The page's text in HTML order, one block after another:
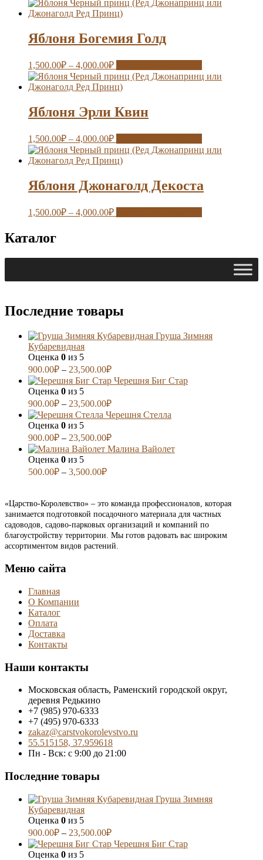
Яблоня Богемия Голд
1,500.00₽ – 4,000.00₽
Яблоня Эрли Квин
1,500.00₽ – 4,000.00₽
Яблоня Джонаголд Декоста
1,500.00₽ – 4,000.00₽
Каталог
Последние товары
Груша Зимняя
Кубаревидная
Оценка 0 из 5
900.00₽ – 23,500.00₽
Черешня Биг Стар
Оценка 0 из 5
900.00₽ – 23,500.00₽
Черешня Стелла
Оценка 0 из 5
900.00₽ – 23,500.00₽
Малина Вайолет
Оценка 0 из 5
500.00₽ – 3,500.00₽
«Царство-Королевство» – это команда профессионалов, которая
занимается подготовкой посадочного материала для частных
садоводов, садово-парковых организаций и компаний по
благоустройству территории. Мы готов радовать вас широким
ассортиментом видов растений.
Меню сайта
Главная
О Компании
Каталог
Оплата
Доставка
Контакты
Наши контакты
Московская область, Раменский городской округ,
деревня Редькино
+7 (985) 970-6333
+7 (495) 970-6333
zakaz@carstvokorolevstvo.ru
55.515158, 37.959618
Пн - Вск: с 9:00 до 21:00
Последние товары
Груша Зимняя
Кубаревидная
Оценка 0 из 5
900.00₽ – 23,500.00₽
Черешня Биг Стар
Оценка 0 из 5